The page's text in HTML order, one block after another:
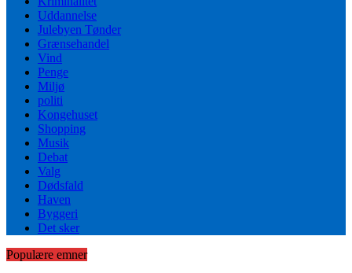
Uddannelse
Julebyen Tønder
Grænsehandel
Vind
Penge
Miljø
politi
Kongehuset
Shopping
Musik
Debat
Valg
Dødsfald
Haven
Byggeri
Det sker
Populære emner